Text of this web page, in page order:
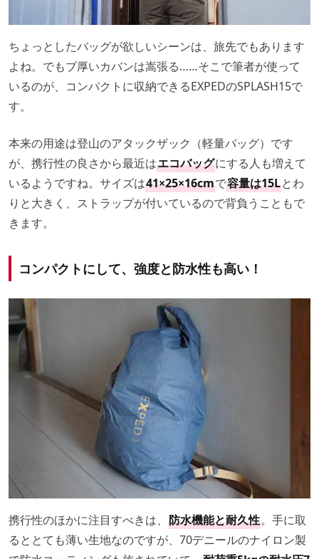
ちょっとしたバッグが欲しいシーンは、旅先でもあります
よね。でもブ厚いカバンは嵩張る……そこで筆者が使って
いるのが、コンパクトに収納できるEXPEDのSPLASH15で
す。
本来の用途は登山のアタックザック（軽量バッグ）です
が、携行性の良さから最近はエコバッグにする人も増えて
いるようですね。サイズは41×25×16cmで容量は15Lとわ
りと大きく、ストラップが付いているので背負うこともで
きます。
コンパクトにして、強度と防水性も高い！
携行性のほかに注目すべきは、 防水機能と耐久性。手に取
るととても薄い生地なのですが、70デニールのナイロン製